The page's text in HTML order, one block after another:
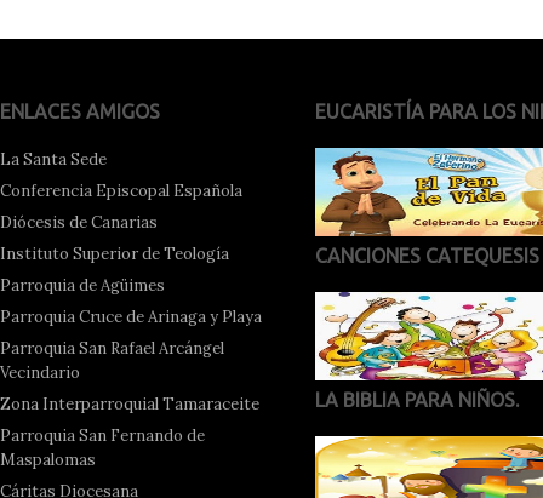
ENLACES AMIGOS
La Santa Sede
Conferencia Episcopal Española
Diócesis de Canarias
Instituto Superior de Teología
Parroquia de Agüimes
Parroquia Cruce de Arinaga y Playa
Parroquia San Rafael Arcángel
Vecindario
Zona Interparroquial Tamaraceite
Parroquia San Fernando de
Maspalomas
Cáritas Diocesana
EUCARISTÍA PARA LOS
CANCIONES CATEQUESIS
LA BIBLIA PARA NIÑOS.